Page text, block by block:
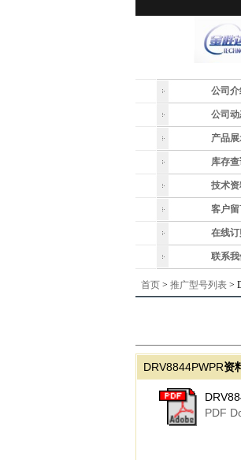
公司
公司
产品
库存
技术
客户
在线
联系我
首页 > 推广型号列表 >
DRV8844PWPR资
PDF